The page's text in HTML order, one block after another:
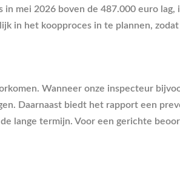
mei 2026 boven de 487.000 euro
in het koopproces in te plannen,
Wanneer onze inspecteur
Daarnaast biedt het rapport een
lange termijn. Voor een gerichte